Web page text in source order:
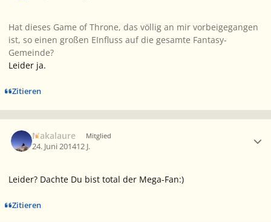
Hat dieses Game of Throne, das völlig an mir vorbeigegangen
ist, so einen großen EInfluss auf die gesamte Fantasy-
Gemeinde?
Leider ja.
Zitieren
Makalaure Mitglied
24. Juni 201412 J.
Leider? Dachte Du bist total der Mega-Fan:)
Zitieren